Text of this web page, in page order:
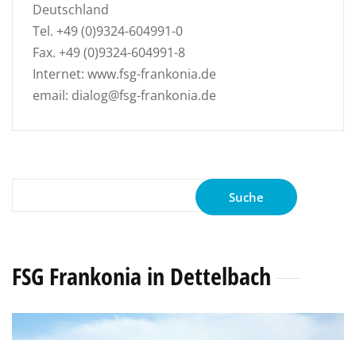
Deutschland
Tel. +49 (0)9324-604991-0
Fax. +49 (0)9324-604991-8
Internet: www.fsg-frankonia.de
email: dialog@fsg-frankonia.de
nach:
FSG Frankonia in Dettelbach